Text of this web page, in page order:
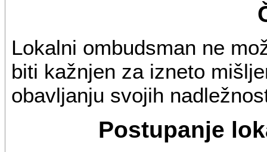
Lokalni ombudsman ne
biti kažnjen za izneto
obavljanju svojih
Postupanje